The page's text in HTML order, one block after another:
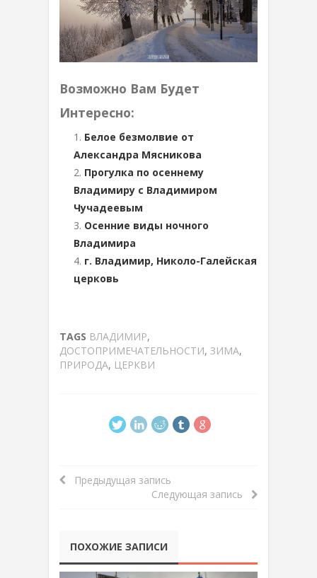
Возможно Вам Будет
Интересно:
Белое безмолвие от
Александра Мясникова
Прогулка по осеннему
Владимиру с Владимиром
Чучадеевым
Осенние виды ночного
Владимира
г. Владимир, Николо-Галейская
церковь
TAGS ВЛАДИМИР,
ДОСТОПРИМЕЧАТЕЛЬНОСТИ, ЗИМА,
ПРИРОДА, ЦЕРКВИ
Предыдущая запись
Следующая запись
ПОХОЖИЕ ЗАПИСИ